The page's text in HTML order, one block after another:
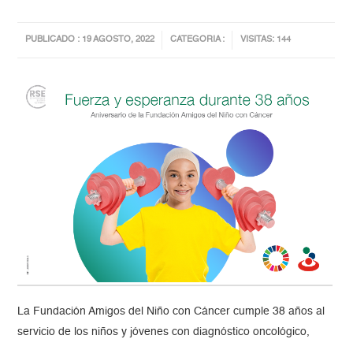
PUBLICADO : 19 AGOSTO, 2022 CATEGORIA : VISITAS: 144
La Fundación Amigos del Niño con Cáncer cumple 38 años al
servicio de los niños y jóvenes con diagnóstico oncológico,